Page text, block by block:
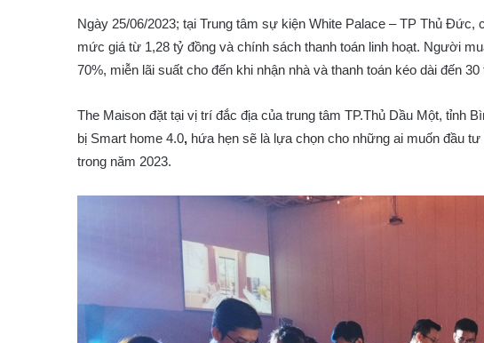
Ngày 25/06/2023; tại Trung tâm sự kiện White Palace – TP Thủ
mức giá từ 1,28 tỷ đồng và chính sách thanh toán linh hoạt. Người
70%, miễn lãi suất cho đến khi nhận nhà và thanh toán kéo dài đến
The Maison đặt tại vị trí đắc địa của trung tâm TP.Thủ Dầu Một, tỉnh
bị Smart home 4.0, hứa hẹn sẽ là lựa chọn cho những ai muốn đầu
trong năm 2023.